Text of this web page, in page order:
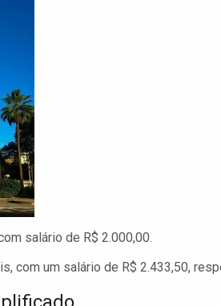
salário de R$ 2.000,00.
com um salário de R$ 2.433,50,